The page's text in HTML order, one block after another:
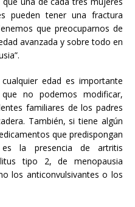
pueden tener una fractura
que preocuparnos de
avanzada y sobre todo en
edad es importante
no podemos modificar,
familiares de los padres
También, si tiene algún
que predispongan
la presencia de artritis
tipo 2, de menopausia
los anticonvulsivantes o los